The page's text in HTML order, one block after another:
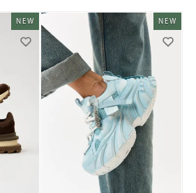
NEW NEW